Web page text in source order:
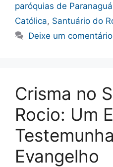
paróquias de Paranaguá
Católica, Santuário do
Deixe um comentário
Crisma no
Rocio: Um
Evangelho